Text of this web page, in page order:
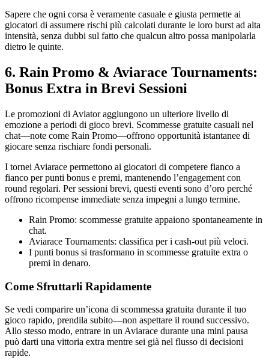
Sapere che ogni corsa è veramente casuale e giusta permette ai
giocatori di assumere rischi più calcolati durante le loro burst ad alta
intensità, senza dubbi sul fatto che qualcun altro possa manipolarla
dietro le quinte.
6. Rain Promo & Aviarace Tournaments:
Bonus Extra in Brevi Sessioni
Le promozioni di Aviator aggiungono un ulteriore livello di
emozione a periodi di gioco brevi. Scommesse gratuite casuali nel
chat—note come Rain Promo—offrono opportunità istantanee di
giocare senza rischiare fondi personali.
I tornei Aviarace permettono ai giocatori di competere fianco a
fianco per punti bonus e premi, mantenendo l’engagement con
round regolari. Per sessioni brevi, questi eventi sono d’oro perché
offrono ricompense immediate senza impegni a lungo termine.
Rain Promo: scommesse gratuite appaiono spontaneamente in
chat.
Aviarace Tournaments: classifica per i cash‑out più veloci.
I punti bonus si trasformano in scommesse gratuite extra o
premi in denaro.
Come Sfruttarli Rapidamente
Se vedi comparire un’icona di scommessa gratuita durante il tuo
gioco rapido, prendila subito—non aspettare il round successivo.
Allo stesso modo, entrare in un Aviarace durante una mini pausa
può darti una vittoria extra mentre sei già nel flusso di decisioni
rapide.